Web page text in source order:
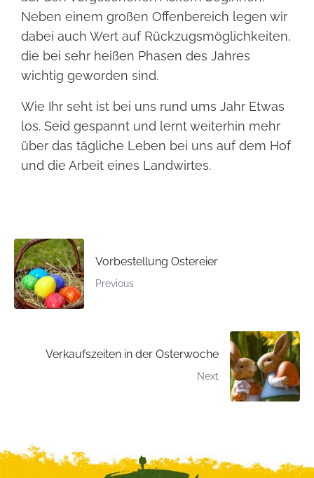
Neben einem großen Offenbereich legen wir
dabei auch Wert auf Rückzugsmöglichkeiten,
die bei sehr heißen Phasen des Jahres
wichtig geworden sind.
Wie Ihr seht ist bei uns rund ums Jahr Etwas
los. Seid gespannt und lernt weiterhin mehr
über das tägliche Leben bei uns auf dem Hof
und die Arbeit eines Landwirtes.
Vorbestellung Ostereier
Previous
Verkaufszeiten in der Osterwoche
Next